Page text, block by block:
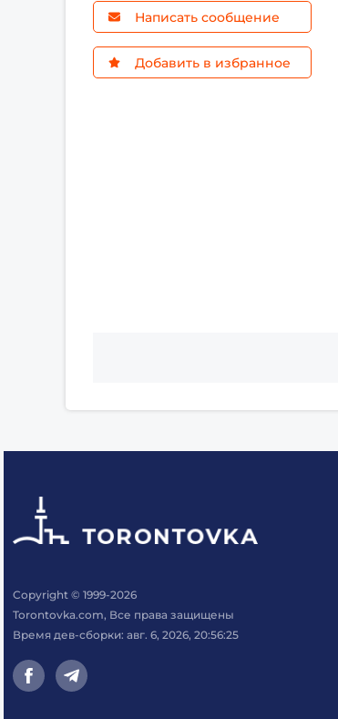
Написать сообщение
Добавить в избранное
Copyright © 1999-2026
Torontovka.com, Все права защищены
Время дев-сборки: авг. 6, 2026, 20:56:25